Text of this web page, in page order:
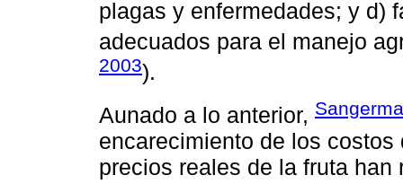
plagas y enfermedades; y d)
adecuados para el manejo
2003).
Aunado a lo anterior,
encarecimiento de los
precios reales de la fruta